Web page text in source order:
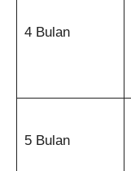
4 Bulan
5 Bulan